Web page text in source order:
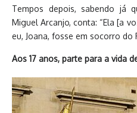
Tempos depois, sabendo já
Miguel Arcanjo, conta: “Ela [a
eu, Joana, fosse em socorro do
Aos 17 anos, parte para a vida